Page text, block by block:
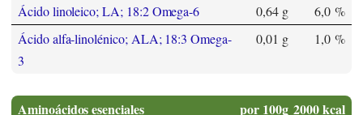
Ácido linoleico; LA; 18:2 Omega-6 0,64 g
6,0 %
Ácido alfa-linolénico; ALA; 18:3 Omega-
3
0,01 g 1,0 %
Aminoácidos esenciales por 100g 2000 kcal